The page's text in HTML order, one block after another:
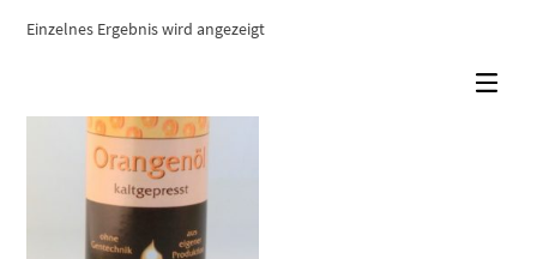
Einzelnes Ergebnis wird angezeigt